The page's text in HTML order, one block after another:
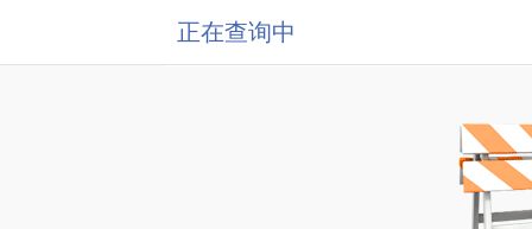
正在查询中